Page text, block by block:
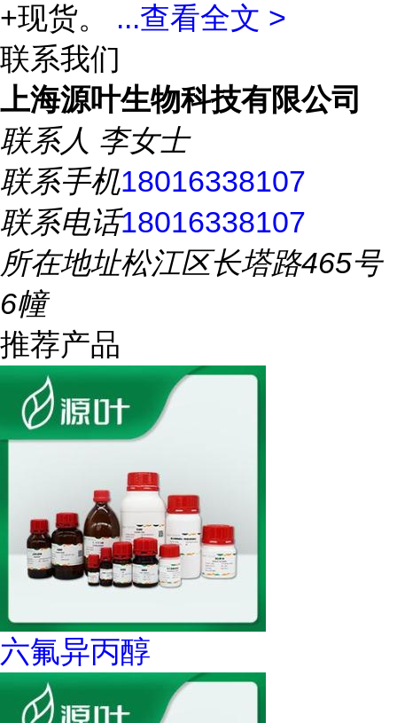
+现货。 ...查看全文 >
联系我们
上海源叶生物科技有限公司
联系人 李女士
联系手机18016338107
联系电话18016338107
所在地址松江区长塔路465号
6幢
推荐产品
六氟异丙醇